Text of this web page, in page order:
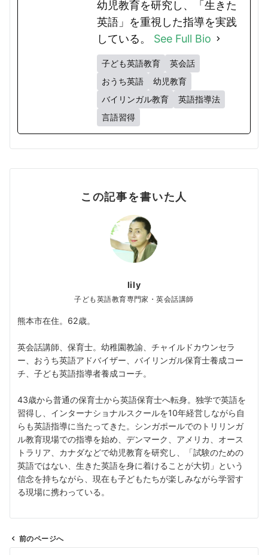
幼児教育を研究し、「生きた
英語」を重視した指導を実践
している。 See Full Bio
子ども英語教育
英会話
おうち英語
幼児教育
バイリンガル教育
英語指導法
言語習得
この記事を書いた人
lily
子ども英語教育専門家・英会話講師
熊本市在住。62歳。
英会話講師、保育士。幼稚園教諭、チャイルドカウンセラ
ー、おうち英語アドバイザー、バイリンガル保育士養成コー
チ、子ども英語指導者養成コーチ。
43歳から普通の保育士から英語保育士へ転身。独学で英語を
習得し、インターナショナルスクールを10年経営しながら自
らも英語指導に当たってきた。シンガポールでのトリリンガ
ル教育現場での指導を始め、デンマーク、アメリカ、オース
トラリア、カナダなどで幼児教育を研究し、「試験のための
英語ではない、生きた英語を身に着けることが大切」という
信念を持ちながら、現在も子どもたちが楽しみながら学習す
る現場に携わっている。
前のページへ